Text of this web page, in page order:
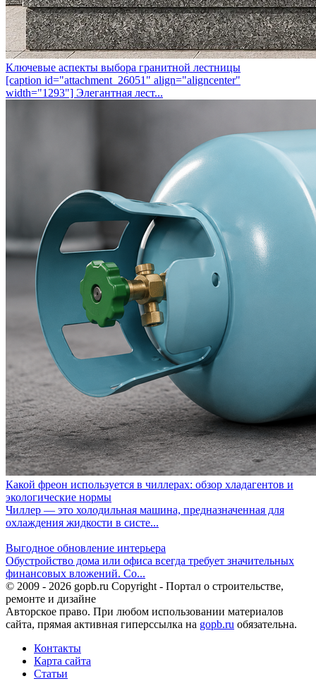
Ключевые аспекты выбора гранитной лестницы
[caption id="attachment_26051" align="aligncenter"
width="1293"] Элегантная лест...
Какой фреон используется в чиллерах: обзор хладагентов и
экологические нормы
Чиллер — это холодильная машина, предназначенная для
охлаждения жидкости в систе...
Выгодное обновление интерьера
Обустройство дома или офиса всегда требует значительных
финансовых вложений. Со...
© 2009 - 2026 gopb.ru Copyright - Портал о строительстве,
ремонте и дизайне
Авторское право. При любом использовании материалов
сайта, прямая активная гиперссылка на gopb.ru обязательна.
Контакты
Карта сайта
Статьи